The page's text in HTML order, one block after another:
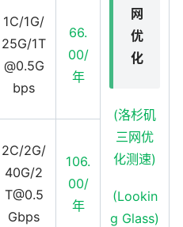
网
优
化
(洛杉矶
三网优
化测速)
(Lookin
g Glass)
1C/1G/
25G/1T
@0.5G
bps
66.
00/
年
2C/2G/
40G/2
T@0.5
Gbps
106.
00/
年